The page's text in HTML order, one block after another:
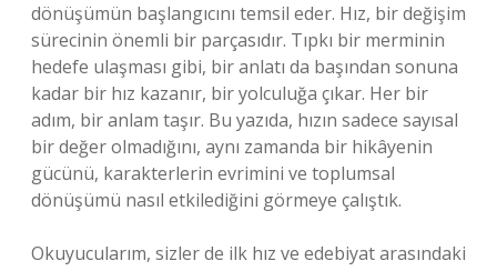
dönüşümün başlangıcını temsil eder. Hız, bir değişim
sürecinin önemli bir parçasıdır. Tıpkı bir merminin
hedefe ulaşması gibi, bir anlatı da başından sonuna
kadar bir hız kazanır, bir yolculuğa çıkar. Her bir
adım, bir anlam taşır. Bu yazıda, hızın sadece sayısal
bir değer olmadığını, aynı zamanda bir hikâyenin
gücünü, karakterlerin evrimini ve toplumsal
dönüşümü nasıl etkilediğini görmeye çalıştık.
Okuyucularım, sizler de ilk hız ve edebiyat arasındaki